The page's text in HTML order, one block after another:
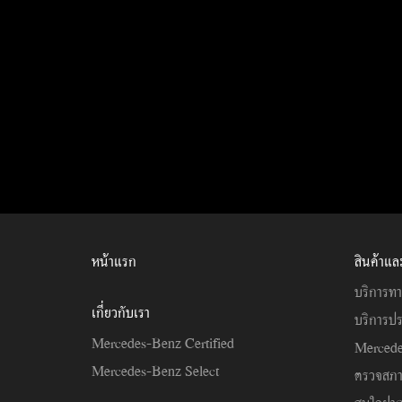
หน้าแรก
เกี่ยวกับเรา
Mercedes-Benz Certified
Mercedes-Benz Select
สินค้าแ
บริการท
บริการ
ตรวจส